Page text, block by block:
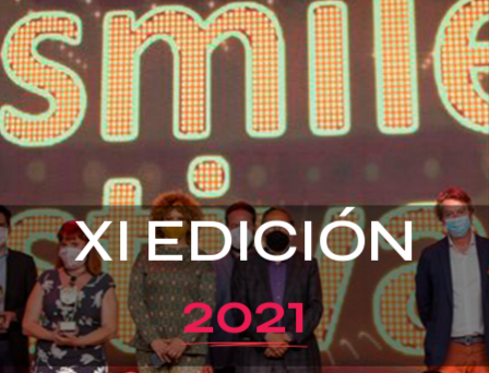
Premios de Honor
Ediciones
Acción Social
Palmarés
Ranking
Jurado
Organización
XI EDICIÓN
2021